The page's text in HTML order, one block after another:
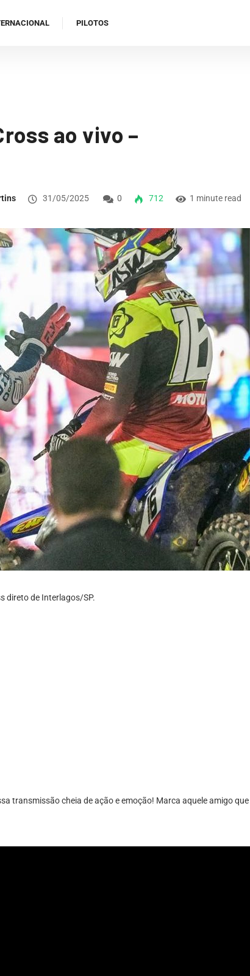
PILOTOS
ao vivo –
31/05/2025 0 712 1 minute read
direto de Interlagos/SP.
transmissão cheia de ação e emoção! Marca aquele amigo que